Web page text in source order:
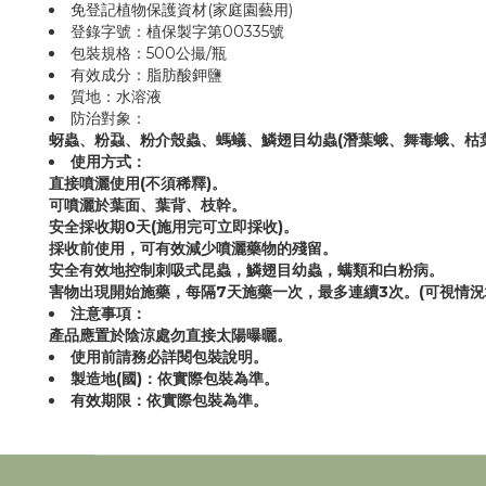
免登記植物保護資材(家庭園藝用)
登錄字號：植保製字第00335號
包裝規格：500公撮/瓶
有效成分：脂肪酸鉀鹽
質地：水溶液
防治對象：
蚜蟲、粉蝨、粉介殼蟲、螞蟻、鱗翅目幼蟲(潛葉蛾、舞毒蛾、
使用方式：
直接噴灑使用(不須稀釋)。
可噴灑於葉面、葉背、枝幹。
安全採收期0天(施用完可立即採收)。
採收前使用，可有效減少噴灑藥物的殘留。
安全有效地控制刺吸式昆蟲，鱗翅目幼蟲，螨類和白粉病。
害物出現開始施藥，每隔7天施藥一次，最多連續3次。(可視情
注意事項：
產品應置於陰涼處勿直接太陽曝曬。
使用前請務必詳閱包裝說明。
製造地(國)：依實際包裝為準。
有效期限：依實際包裝為準。